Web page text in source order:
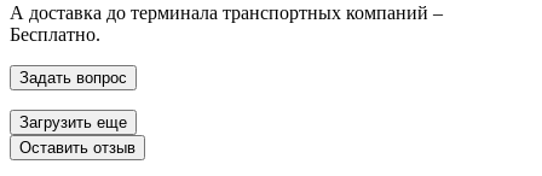
А доставка до терминала транспортных компаний –
Бесплатно.
Задать вопрос
Загрузить еще
Оставить отзыв